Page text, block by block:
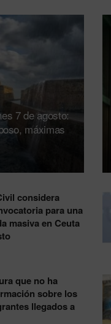
7 de agosto:
máximas
considera
para una
masiva en Ceuta
que no ha
sobre los
llegados a